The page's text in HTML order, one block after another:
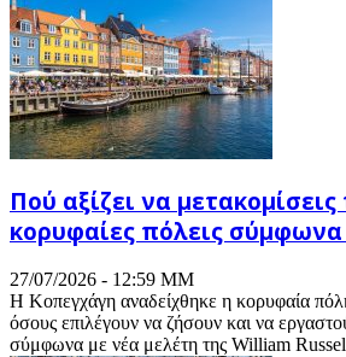
Πού αξίζει να
κορυφαίες πόλεις σύμφωνα
27/07/2026 - 12:59 ΜΜ
Η Κοπεγχάγη αναδείχθηκε η κορυφαία
όσους επιλέγουν να ζήσουν και να
σύμφωνα με νέα μελέτη της William